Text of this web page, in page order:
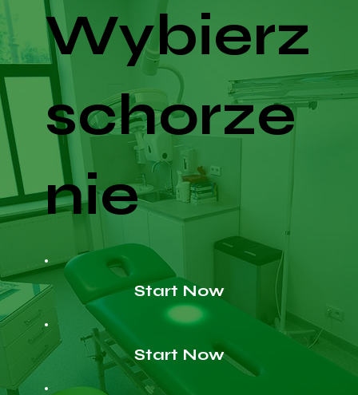
Wybierz
schorze
nie
Start Now
Start Now